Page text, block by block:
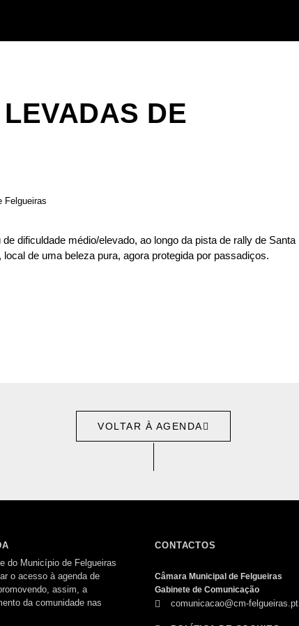
DE
Felgueiras
dificuldade médio/elevado, ao longo da pista de rally de Santa
de uma beleza pura, agora protegida por passadiços.
VOLTAR À AGENDA
do Município de Felgueiras
o acesso à agenda de
assim, a
da comunidade nas
CONTACTOS
Câmara Municipal de Felgueiras
Gabinete de Comunicação
comunicacao@cm-felgueiras.pt